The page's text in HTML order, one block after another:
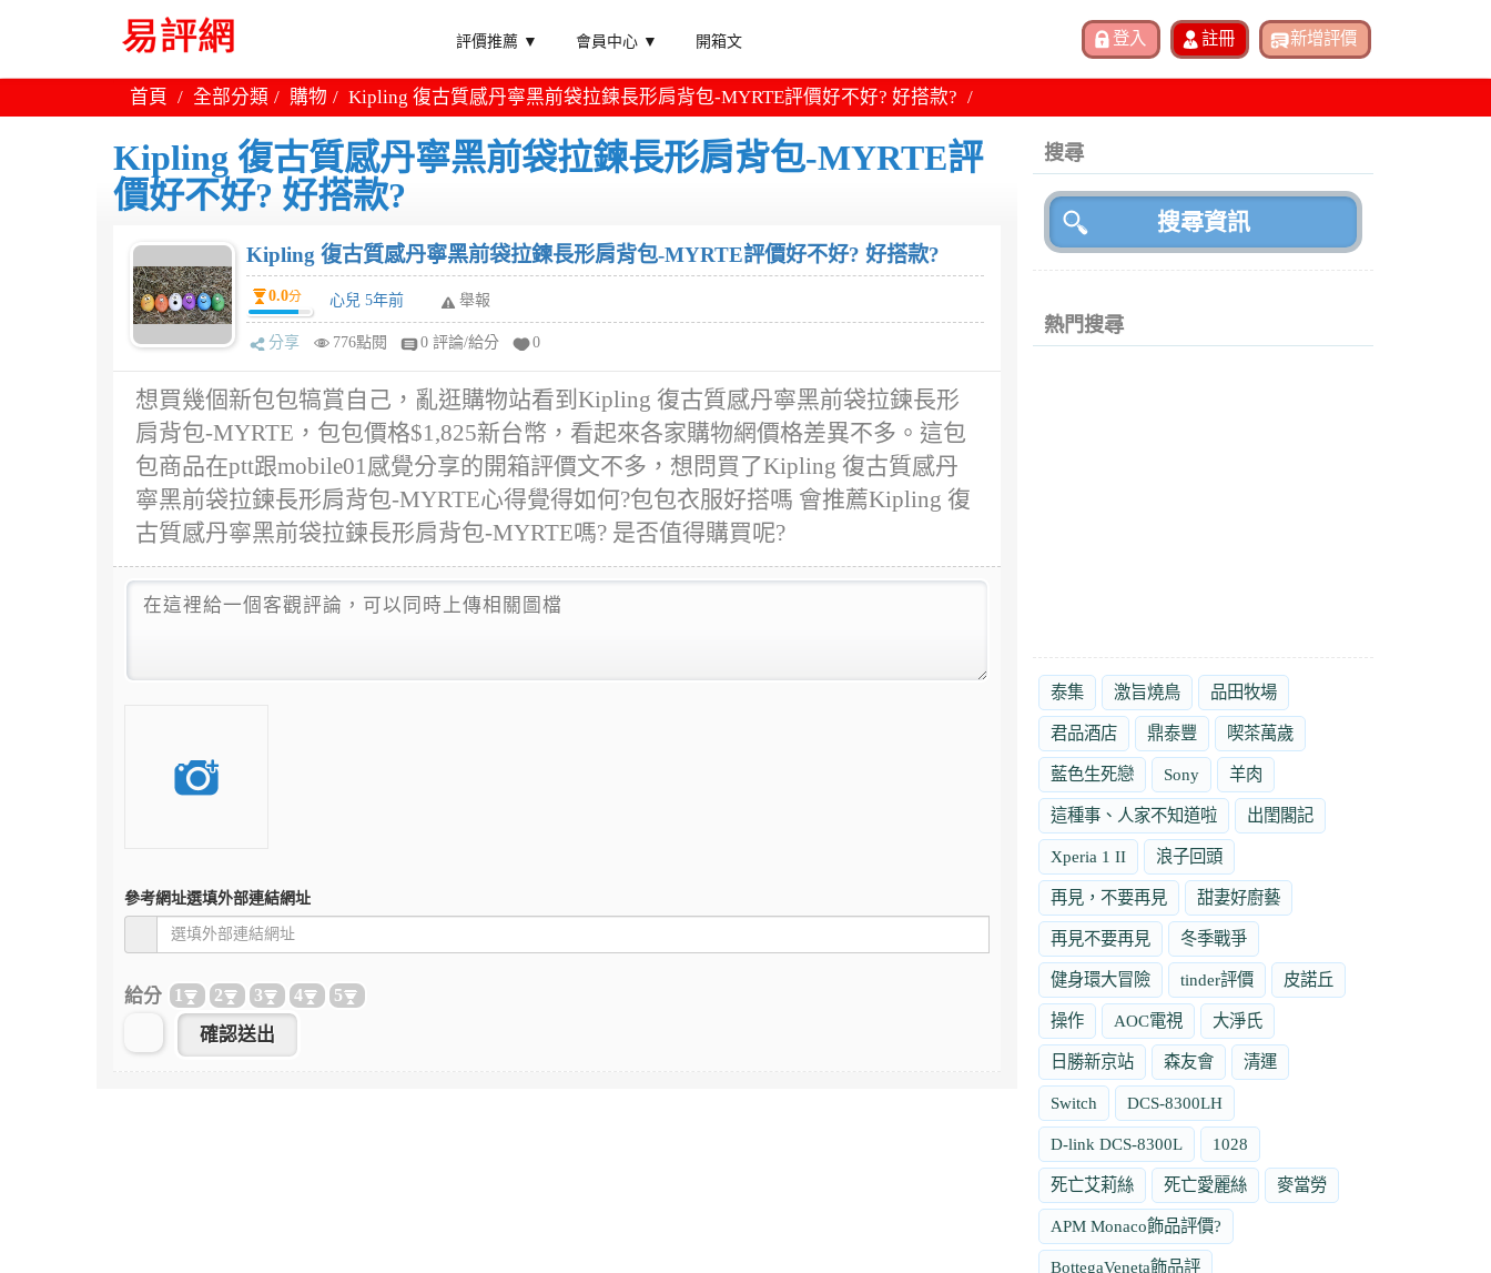
評價推薦 ▼ 會員中心 ▼ 開箱文
首頁 全部分類 購物 Kipling 復古質感丹寧黑前袋拉鍊長形肩背包-MYRTE評價好不好? 好搭款?
Kipling 復古質感丹寧黑前袋拉鍊長形肩背包-MYRTE評
價好不好? 好搭款?
Kipling 復古質感丹寧黑前袋拉鍊長形肩背包-MYRTE評價好不好? 好搭款?
0.0分 心兒 5年前 舉報
分享 776點閱 0 評論/給分 0
想買幾個新包包犒賞自己，亂逛購物站看到Kipling 復古質感丹寧黑前袋拉鍊長形
肩背包-MYRTE，包包價格$1,825新台幣，看起來各家購物網價格差異不多。這包
包商品在ptt跟mobile01感覺分享的開箱評價文不多，想問買了Kipling 復古質感丹
寧黑前袋拉鍊長形肩背包-MYRTE心得覺得如何?包包衣服好搭嗎 會推薦Kipling 復
古質感丹寧黑前袋拉鍊長形肩背包-MYRTE嗎? 是否值得購買呢?
參考網址選填外部連結網址
給分 1 2 3 4 5
搜尋
熱門搜尋
泰集 激旨燒鳥 品田牧場
君品酒店 鼎泰豐 喫茶萬歲
藍色生死戀 Sony 羊肉
這種事、人家不知道啦 出閨閣記
Xperia 1 II 浪子回頭
再見，不要再見 甜妻好廚藝
再見不要再見 冬季戰爭
健身環大冒險 tinder評價 皮諾丘
操作 AOC電視 大淨氏
日勝新京站 森友會 清運
Switch DCS-8300LH
D-link DCS-8300L 1028
死亡艾莉絲 死亡愛麗絲 麥當勞
APM Monaco飾品評價?
BottegaVeneta飾品評